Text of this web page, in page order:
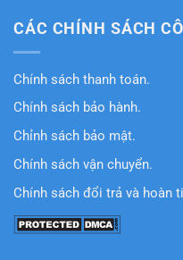
CÁC CHÍNH SÁCH
Chính sách thanh toán.
Chính sách bảo hành.
Chỉnh sách bảo mật.
Chính sách vận chuyển.
Chính sách đổi trả và hoàn